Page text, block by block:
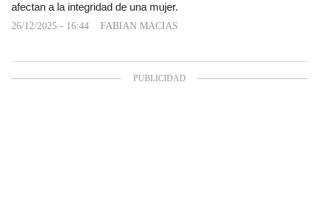
afectan a la integridad de una mujer.
26/12/2025 - 16:44 FABIAN MACIAS